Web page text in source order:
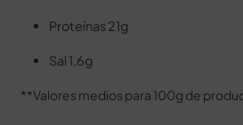
Proteínas 21g
Sal 1,6g
**Valores medios para 100g de